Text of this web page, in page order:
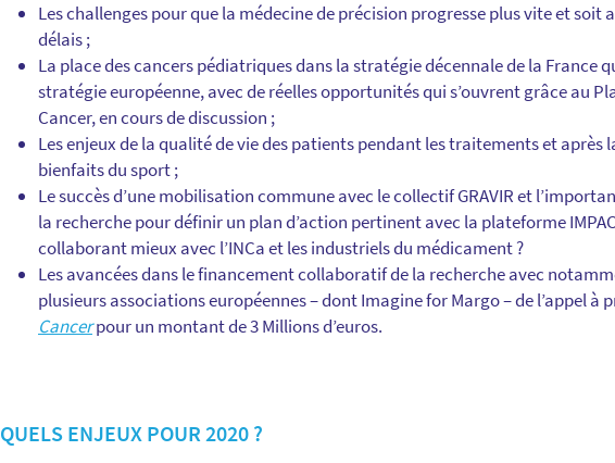
Les challenges pour que la médecine de précision progresse plus vite et soit
délais ;
La place des cancers pédiatriques dans la stratégie décennale de la France
stratégie européenne, avec de réelles opportunités qui s’ouvrent grâce au
Cancer, en cours de discussion ;
Les enjeux de la qualité de vie des patients pendant les traitements et après
bienfaits du sport ;
Le succès d’une mobilisation commune avec le collectif GRAVIR et
la recherche pour définir un plan d’action pertinent avec la plateforme
collaborant mieux avec l’INCa et les industriels du médicament ?
Les avancées dans le financement collaboratif de la recherche avec
plusieurs associations européennes – dont Imagine for Margo – de l’appel à
Cancerpour un montant de 3 Millions d’euros.
QUELS ENJEUX POUR 2020 ?